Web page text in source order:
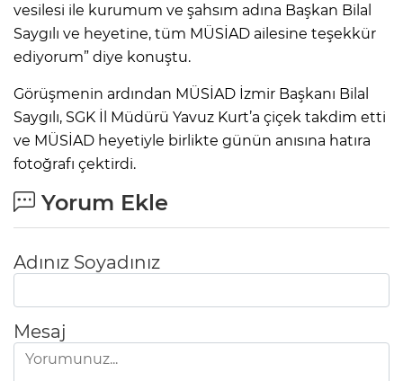
vesilesi ile kurumum ve şahsım adına Başkan Bilal
Saygılı ve heyetine, tüm MÜSİAD ailesine teşekkür
ediyorum” diye konuştu.
Görüşmenin ardından MÜSİAD İzmir Başkanı Bilal
Saygılı, SGK İl Müdürü Yavuz Kurt’a çiçek takdim etti
ve MÜSİAD heyetiyle birlikte günün anısına hatıra
fotoğrafı çektirdi.
Yorum Ekle
Adınız Soyadınız
Mesaj